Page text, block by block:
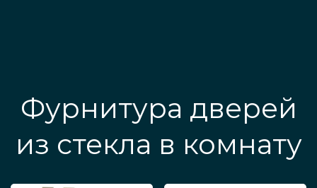
Фурнитура дверей
из стекла в комнату